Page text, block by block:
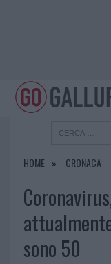
HOME CRONACA
sono 50